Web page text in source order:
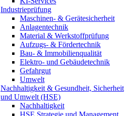
Industrieprüfung
Maschinen- & Gerätesicherheit
Anlagentechnik
Material & Werkstoffprüfung
Aufzugs- & Fördertechnik
Bau- & Immobilienqualität
Elektro- und Gebäudetechnik
Gefahrgut
Umwelt
Nachhaltigkeit & Gesundheit, Sicherheit
und Umwelt (HSE)
Nachhaltigkeit
HSE Strategie und Management